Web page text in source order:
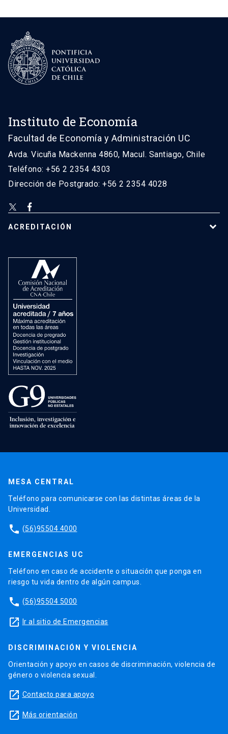
Instituto de Economía
Facultad de Economía y Administración UC
Avda. Vicuña Mackenna 4860, Macul. Santiago, Chile
Teléfono: +56 2 2354 4303
Dirección de Postgrado: +56 2 2354 4028
ACREDITACIÓN
MESA CENTRAL
Teléfono para comunicarse con las distintas áreas de la
Universidad.
phone (56)95504 4000
EMERGENCIAS UC
Teléfono en caso de accidente o situación que ponga en
riesgo tu vida dentro de algún campus.
phone (56)95504 5000
launch Ir al sitio de Emergencias
DISCRIMINACIÓN Y VIOLENCIA
Orientación y apoyo en casos de discriminación, violencia de
género o violencia sexual.
launch Contacto para apoyo
launch Más orientación